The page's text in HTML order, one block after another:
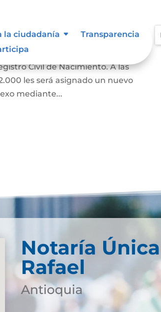
la ciudadanía
Transparencia
Sexual en el
Civil de Nacimiento. A las
les será asignado un nuevo
mediante...
Notaría
Rafael
Antioquia